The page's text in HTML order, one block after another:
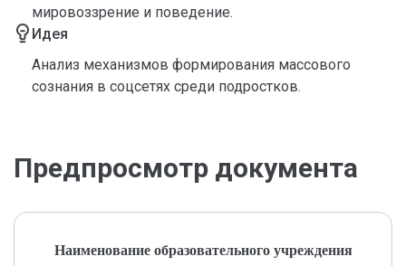
мировоззрение и поведение.
Идея
Анализ механизмов формирования массового
сознания в соцсетях среди подростков.
Предпросмотр документа
Наименование образовательного учреждения